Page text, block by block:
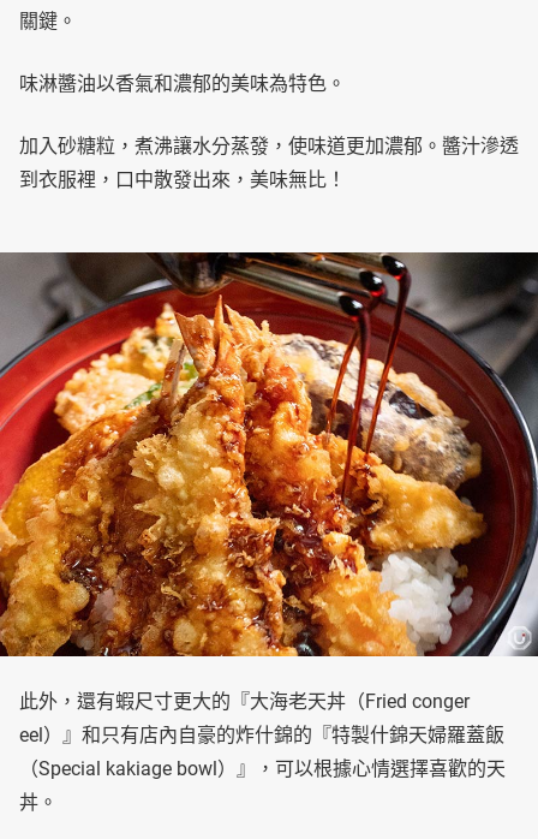
關鍵。
味淋醬油以香氣和濃郁的美味為特色。
加入砂糖粒，煮沸讓水分蒸發，使味道更加濃郁。醬汁滲透
到衣服裡，口中散發出來，美味無比！
此外，還有蝦尺寸更大的『大海老天丼（Fried conger
eel）』和只有店內自豪的炸什錦的『特製什錦天婦羅蓋飯
（Special kakiage bowl）』，可以根據心情選擇喜歡的天
丼。